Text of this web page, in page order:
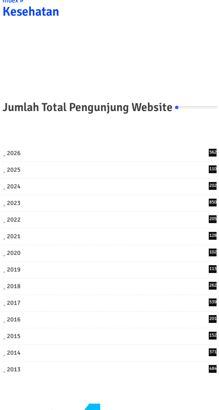
Kesehatan
Jumlah Total Pengunjung Website
2026 562
2025
110
2024
202
2023 850
2022
205
2021
128
2020
102
2019
113
2018
262
2017
539
2016
201
2015 152
2014 371
2013 484